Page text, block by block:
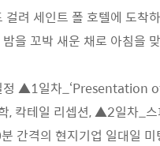
려 세인트 폴 호텔에 도착
을 꼬박 새운 채로 아침을
정 ▲1일차_‘Presentation
, 칵테일 리셉션, ▲2일차_
간격의 현지기업 일대일